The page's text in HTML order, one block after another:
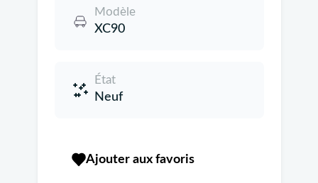
Modèle
XC90
État
Neuf
Ajouter aux favoris